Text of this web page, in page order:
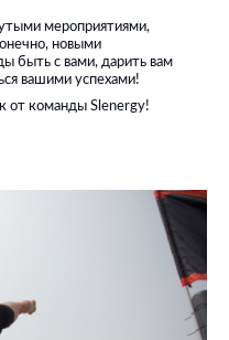
мероприятиями,
новыми
быть с вами, дарить вам
вашими успехами!
от команды Slenergy!